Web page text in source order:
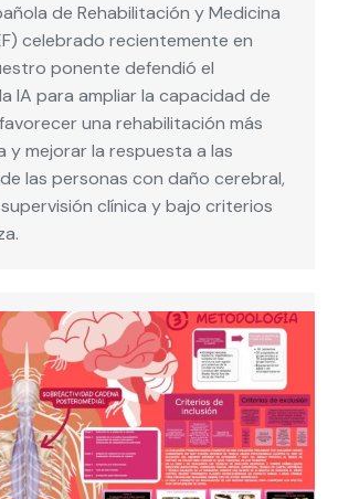
de Rehabilitación y Medicina
celebrado recientemente en
ponente defendió el
IA para ampliar la capacidad de
una rehabilitación más
y mejorar la respuesta a las
las personas con daño cerebral,
clínica y bajo criterios